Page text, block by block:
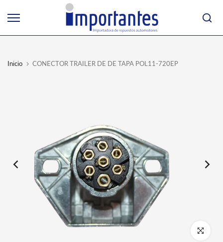
al
Inicio CONECTOR TRAILER DE DE TAPA POL11-720EP
Click para